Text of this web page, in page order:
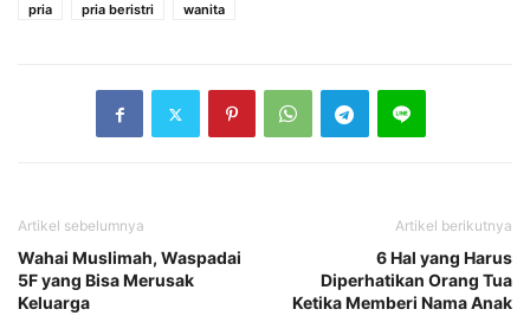
pria
pria beristri wanita
Artikel sebelumnya
Wahai Muslimah, Waspadai
5F yang Bisa Merusak
Keluarga
Artikel berikutnya
6 Hal yang Harus
Diperhatikan Orang Tua
Ketika Memberi Nama Anak